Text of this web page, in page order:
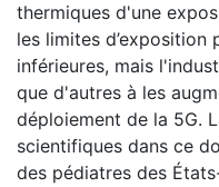
thermiques d'une
les limites d’exposition
inférieures, mais
que d'autres à les
déploiement de la 5G.
scientifiques dans ce
des pédiatres des